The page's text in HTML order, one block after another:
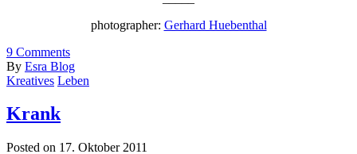
photographer: Gerhard Huebenthal
9 Comments
By Esra Blog
Kreatives Leben
Krank
Posted on 17. Oktober 2011